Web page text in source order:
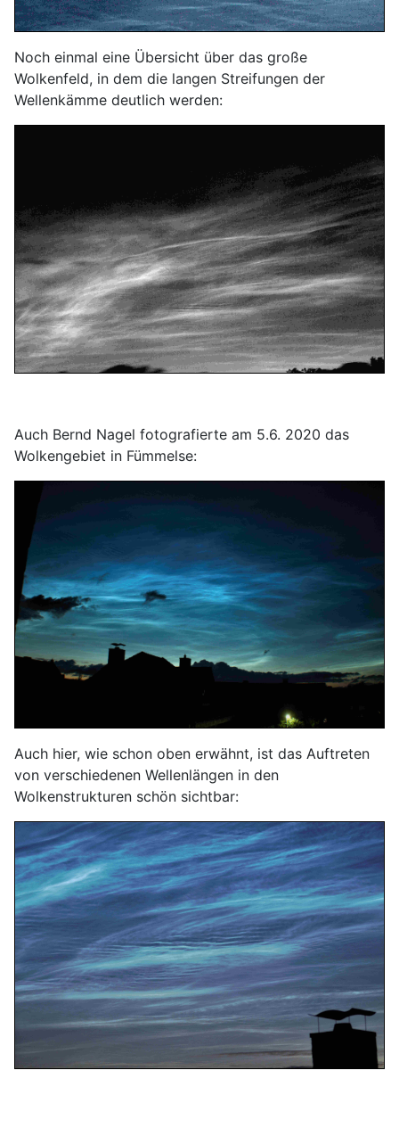
Noch einmal eine Übersicht über das große
Wolkenfeld, in dem die langen Streifungen der
Wellenkämme deutlich werden:
Auch Bernd Nagel fotografierte am 5.6. 2020 das
Wolkengebiet in Fümmelse:
Auch hier, wie schon oben erwähnt, ist das Auftreten
von verschiedenen Wellenlängen in den
Wolkenstrukturen schön sichtbar: